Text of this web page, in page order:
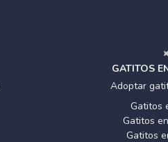
GATITOS
Adoptar
Gatitos
Gatitos
Gatitos